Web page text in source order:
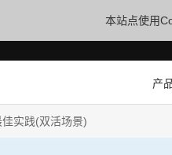
本站点使用
产
实践(双活场景)